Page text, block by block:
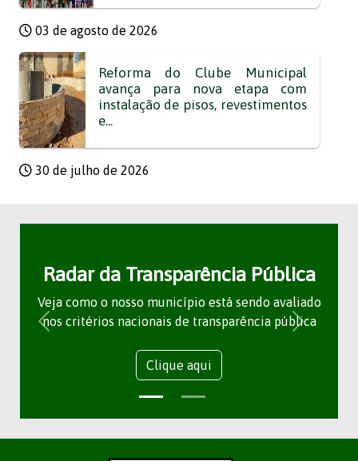
03 de agosto de 2026
Reforma do Clube Municipal
avança para nova etapa com
instalação de pisos, revestimentos
e...
30 de julho de 2026
Radar da Transparência Pública
Veja como o nosso município está sendo avaliado
nos critérios nacionais de transparência pública
Clique aqui